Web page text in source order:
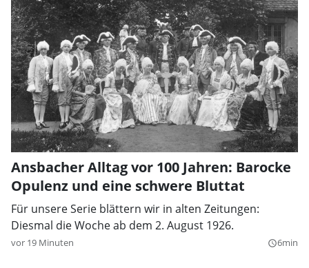
Ansbacher Alltag vor 100 Jahren: Barocke
Opulenz und eine schwere Bluttat
Für unsere Serie blättern wir in alten Zeitungen:
Diesmal die Woche ab dem 2. August 1926.
vor 19 Minuten query_builder6min